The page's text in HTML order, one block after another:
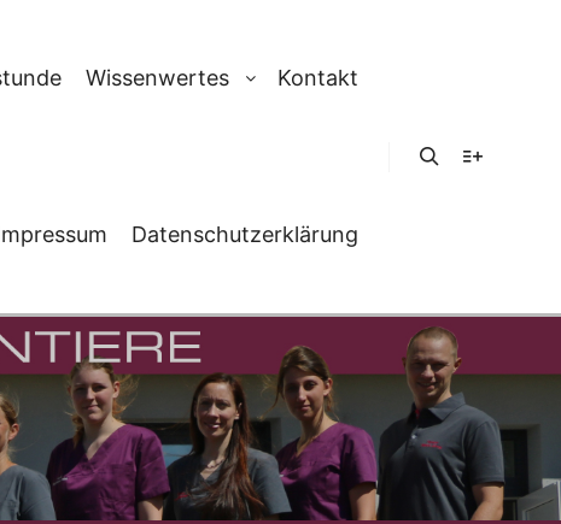
Wissenwertes Kontakt
Datenschutzerklärung